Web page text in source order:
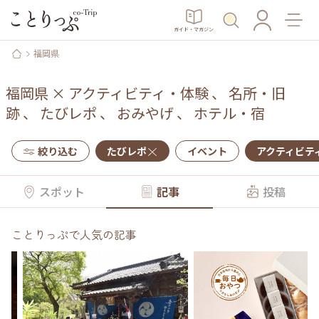
ガイド・マガジン
福岡県
福岡県 × アクティビティ・体験、 名所・旧
跡、 たびレポ 、 おみやげ 、 ホテル・宿
絞り込む たびレポ イベント アクティビテ
スポット 記事 投稿
ことりっぷで人気の記事